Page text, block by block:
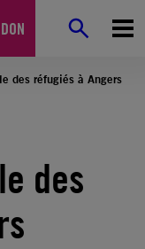
des réfugiés à Angers
des